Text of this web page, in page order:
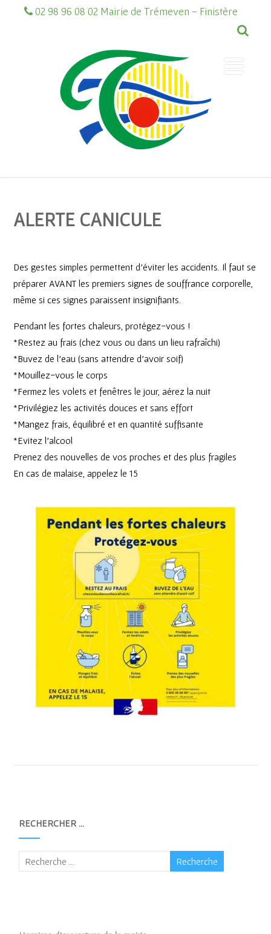
02 98 96 08 02 Mairie de Trémeven - Finistère
ALERTE CANICULE
Des gestes simples permettent d’éviter les accidents. Il faut se
préparer AVANT les premiers signes de souffrance corporelle,
même si ces signes paraissent insignifiants.
Pendant les fortes chaleurs, protégez-vous !
*Restez au frais (chez vous ou dans un lieu rafraîchi)
*Buvez de l’eau (sans attendre d’avoir soif)
*Mouillez-vous le corps
*Fermez les volets et fenêtres le jour, aérez la nuit
*Privilégiez les activités douces et sans effort
*Mangez frais, équilibré et en quantité suffisante
*Evitez l’alcool
Prenez des nouvelles de vos proches et des plus fragiles
En cas de malaise, appelez le 15
RECHERCHER …